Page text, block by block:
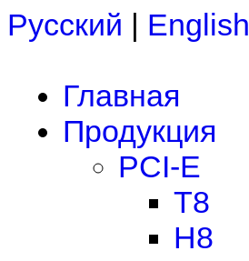
Русский | English
Главная
Продукция
PCI-E
T8
H8